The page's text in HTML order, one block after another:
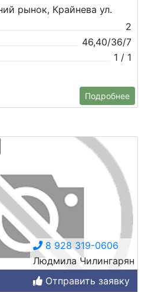
рынок, Крайнева ул.
2
46,40/36/7
1 / 1
Подробнее
8 928 319-0606
Людмила Чилингарян
Отправить заявку